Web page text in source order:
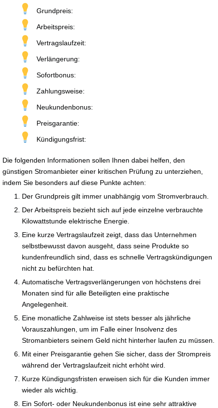
Grundpreis:
Arbeitspreis:
Vertragslaufzeit:
Verlängerung:
Sofortbonus:
Zahlungsweise:
Neukundenbonus:
Preisgarantie:
Kündigungsfrist:
Die folgenden Informationen sollen Ihnen dabei helfen, den
günstigen Stromanbieter einer kritischen Prüfung zu unterziehen,
indem Sie besonders auf diese Punkte achten:
Der Grundpreis gilt immer unabhängig vom Stromverbrauch.
Der Arbeitspreis bezieht sich auf jede einzelne verbrauchte
Kilowattstunde elektrische Energie.
Eine kurze Vertragslaufzeit zeigt, dass das Unternehmen
selbstbewusst davon ausgeht, dass seine Produkte so
kundenfreundlich sind, dass es schnelle Vertragskündigungen
nicht zu befürchten hat.
Automatische Vertragsverlängerungen von höchstens drei
Monaten sind für alle Beteiligten eine praktische
Angelegenheit.
Eine monatliche Zahlweise ist stets besser als jährliche
Vorauszahlungen, um im Falle einer Insolvenz des
Stromanbieters seinem Geld nicht hinterher laufen zu müssen.
Mit einer Preisgarantie gehen Sie sicher, dass der Strompreis
während der Vertragslaufzeit nicht erhöht wird.
Kurze Kündigungsfristen erweisen sich für die Kunden immer
wieder als wichtig.
Ein Sofort- oder Neukundenbonus ist eine sehr attraktive